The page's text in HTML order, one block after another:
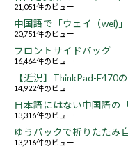
21,051件のビュー
中国語で「ウェイ（wei)
20,751件のビュー
フロントサイドバッグ
16,464件のビュー
【近況】ThinkPad-E470
14,922件のビュー
日本語にはない中国語の
13,316件のビュー
ゆうパックで折りたたみ
13,216件のビュー